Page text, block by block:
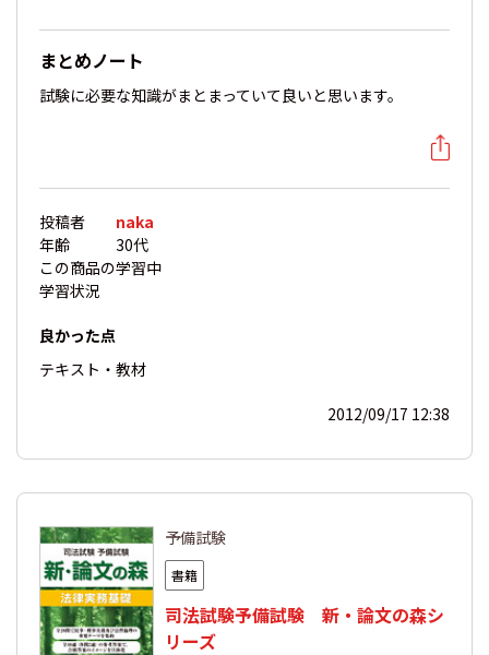
まとめノート
試験に必要な知識がまとまっていて良いと思います。
投稿者
naka
年齢
30代
この商品の
学習状況
学習中
良かった点
テキスト・教材
2012/09/17 12:38
予備試験
書籍
司法試験予備試験 新・論文の森シ
リーズ